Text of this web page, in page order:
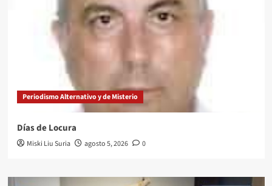
Periodismo Alternativo y de Misterio
Días de Locura
Miski Liu Suria agosto 5, 2026 0